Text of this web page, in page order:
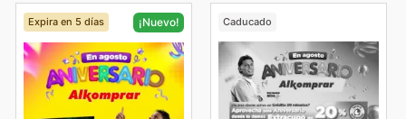
Expira en 5 días ¡Nuevo! Caducado